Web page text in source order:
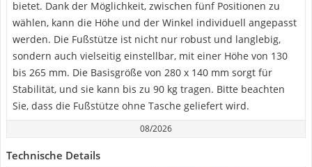
bietet. Dank der Möglichkeit, zwischen fünf Positionen zu
wählen, kann die Höhe und der Winkel individuell angepasst
werden. Die Fußstütze ist nicht nur robust und langlebig,
sondern auch vielseitig einstellbar, mit einer Höhe von 130
bis 265 mm. Die Basisgröße von 280 x 140 mm sorgt für
Stabilität, und sie kann bis zu 90 kg tragen. Bitte beachten
Sie, dass die Fußstütze ohne Tasche geliefert wird.
08/2026
Technische Details